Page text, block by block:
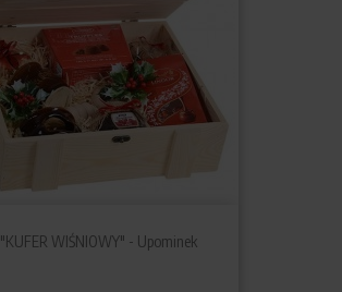
"KUFER WIŚNIOWY" - Upominek